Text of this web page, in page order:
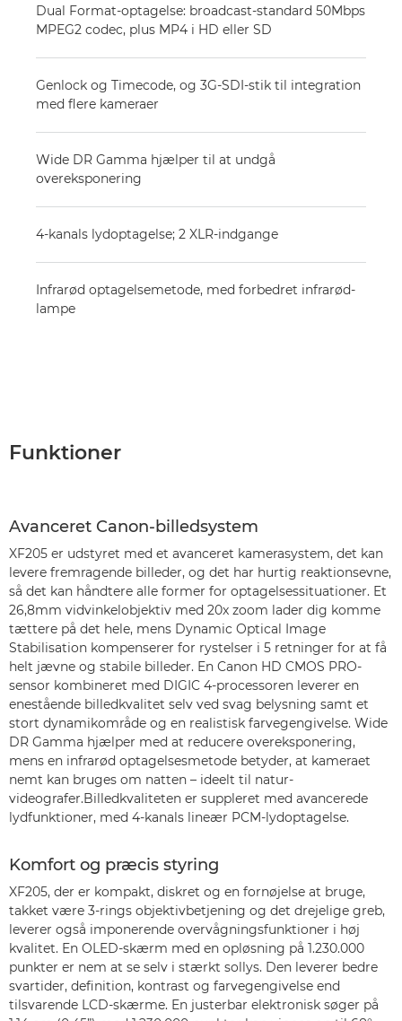
Dual Format-optagelse: broadcast-standard 50Mbps
MPEG2 codec, plus MP4 i HD eller SD
Genlock og Timecode, og 3G-SDI-stik til integration
med flere kameraer
Wide DR Gamma hjælper til at undgå
overeksponering
4-kanals lydoptagelse; 2 XLR-indgange
Infrarød optagelsemetode, med forbedret infrarød-
lampe
Funktioner
Avanceret Canon-billedsystem
XF205 er udstyret med et avanceret kamerasystem, det kan
levere fremragende billeder, og det har hurtig reaktionsevne,
så det kan håndtere alle former for optagelsessituationer. Et
26,8mm vidvinkelobjektiv med 20x zoom lader dig komme
tættere på det hele, mens Dynamic Optical Image
Stabilisation kompenserer for rystelser i 5 retninger for at få
helt jævne og stabile billeder. En Canon HD CMOS PRO-
sensor kombineret med DIGIC 4-processoren leverer en
enestående billedkvalitet selv ved svag belysning samt et
stort dynamikområde og en realistisk farvegengivelse. Wide
DR Gamma hjælper med at reducere overeksponering,
mens en infrarød optagelsesmetode betyder, at kameraet
nemt kan bruges om natten – ideelt til natur-
videografer.Billedkvaliteten er suppleret med avancerede
lydfunktioner, med 4-kanals lineær PCM-lydoptagelse.
Komfort og præcis styring
XF205, der er kompakt, diskret og en fornøjelse at bruge,
takket være 3-rings objektivbetjening og det drejelige greb,
leverer også imponerende overvågningsfunktioner i høj
kvalitet. En OLED-skærm med en opløsning på 1.230.000
punkter er nem at se selv i stærkt sollys. Den leverer bedre
svartider, definition, kontrast og farvegengivelse end
tilsvarende LCD-skærme. En justerbar elektronisk søger på